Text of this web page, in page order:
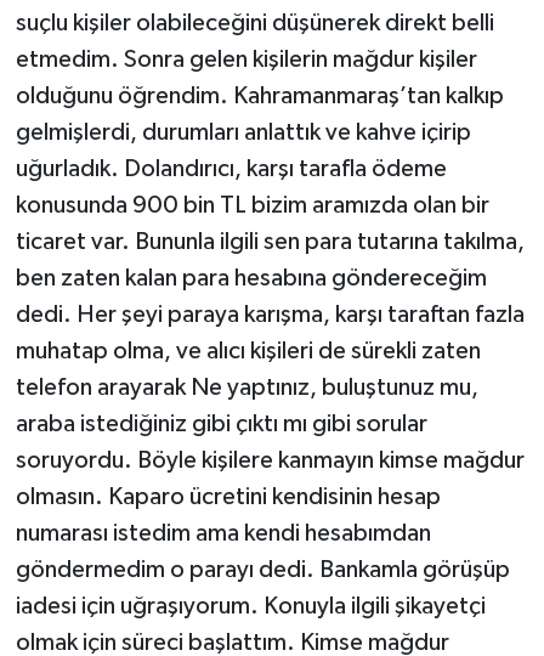
suçlu kişiler olabileceğini düşünerek direkt belli
etmedim. Sonra gelen kişilerin mağdur kişiler
olduğunu öğrendim. Kahramanmaraş’tan kalkıp
gelmişlerdi, durumları anlattık ve kahve içirip
uğurladık. Dolandırıcı, karşı tarafla ödeme
konusunda 900 bin TL bizim aramızda olan bir
ticaret var. Bununla ilgili sen para tutarına takılma,
ben zaten kalan para hesabına göndereceğim
dedi. Her şeyi paraya karışma, karşı taraftan fazla
muhatap olma, ve alıcı kişileri de sürekli zaten
telefon arayarak Ne yaptınız, buluştunuz mu,
araba istediğiniz gibi çıktı mı gibi sorular
soruyordu. Böyle kişilere kanmayın kimse mağdur
olmasın. Kaparo ücretini kendisinin hesap
numarası istedim ama kendi hesabımdan
göndermedim o parayı dedi. Bankamla görüşüp
iadesi için uğraşıyorum. Konuyla ilgili şikayetçi
olmak için süreci başlattım. Kimse mağdur